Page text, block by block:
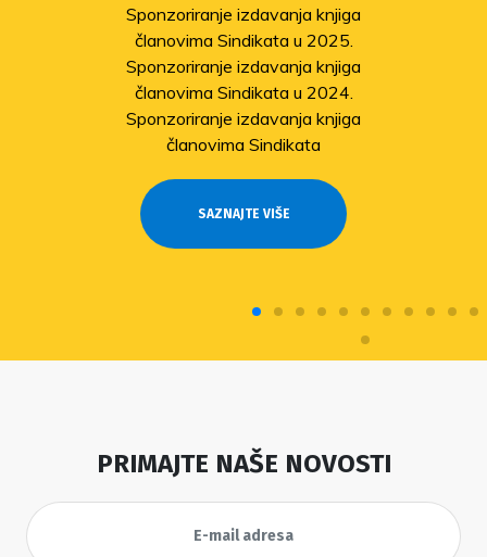
Sponzoriranje izdavanja knjiga
članovima Sindikata u 2025.
Sponzoriranje izdavanja knjiga
članovima Sindikata u 2024.
Sponzoriranje izdavanja knjiga
članovima Sindikata
SAZNAJTE VIŠE
PRIMAJTE NAŠE NOVOSTI